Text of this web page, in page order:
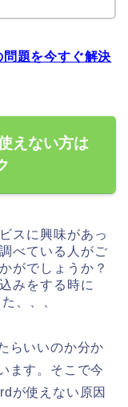
題を今すぐ解決
えない方は
スに興味があっ
べている人がご
がでしょうか？
みをする時に
、、、
らいいのか分か
ます。そこで今
が使えない原因